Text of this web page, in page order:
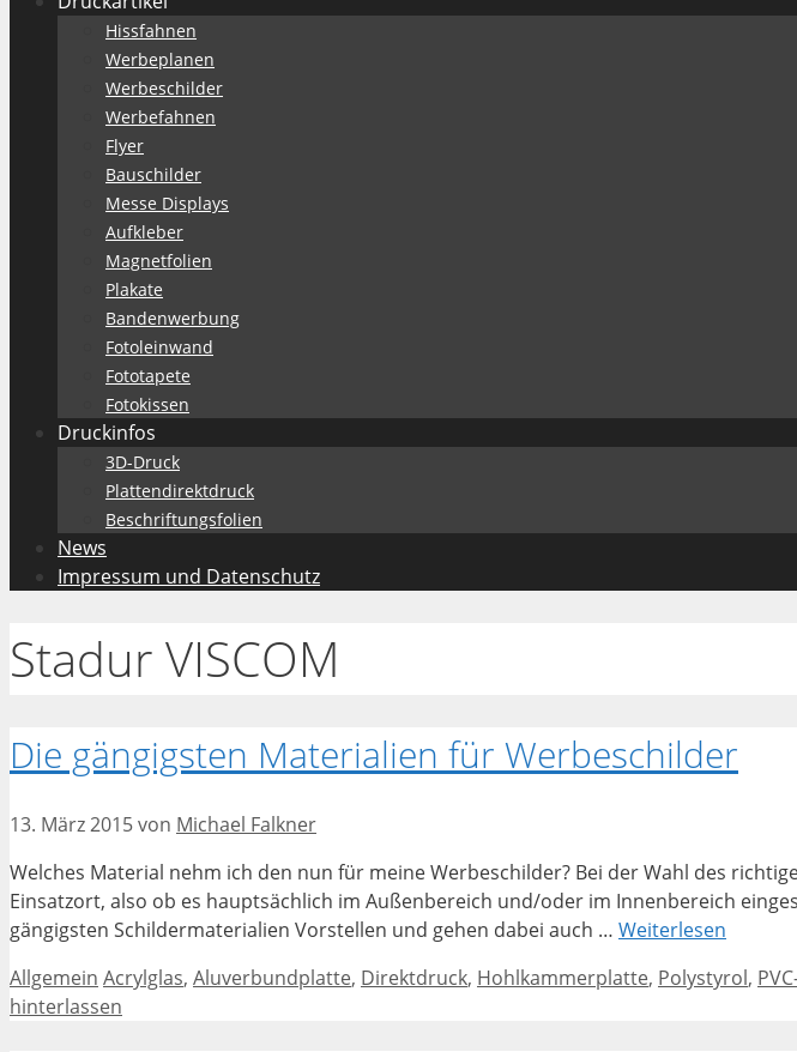
Hissfahnen
Werbeplanen
Werbeschilder
Werbefahnen
Flyer
Bauschilder
Messe Displays
Aufkleber
Magnetfolien
Plakate
Bandenwerbung
Fotoleinwand
Fototapete
Fotokissen
Druckinfos
3D-Druck
Plattendirektdruck
Beschriftungsfolien
News
Impressum und Datenschutz
Stadur VISCOM
Die gängigsten Materialien für Werbeschilder
13. März 2015von Michael Falkner
Welches Material nehm ich den nun für meine Werbeschilder? Bei der Wahl des
Einsatzort, also ob es hauptsächlich im Außenbereich und/oder im Innenbereich
gängigsten Schildermaterialien Vorstellen und gehen dabei auch … Weiterlesen
Kategorien
Allgemein Schlagwörter
Acrylglas, Aluverbundplatte, Direktdruck, Hohlkammerplatte, Polystyrol,
hinterlassen